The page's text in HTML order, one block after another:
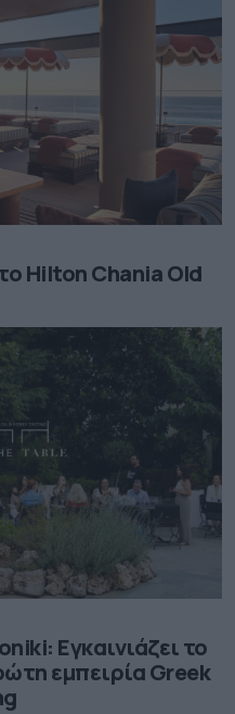
Hilton Chania Old
Εγκαινιάζει το
εμπειρία Greek